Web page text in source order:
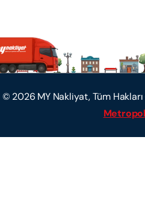
© 2026 MY Nakliyat, Tüm Hakları